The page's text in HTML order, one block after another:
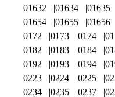
01632
01634 01635
01654
01655 01656
0172
0173 0174
0182
0183 0184
0192
0193 0194
0223
0224 0225
0234
0235 0237